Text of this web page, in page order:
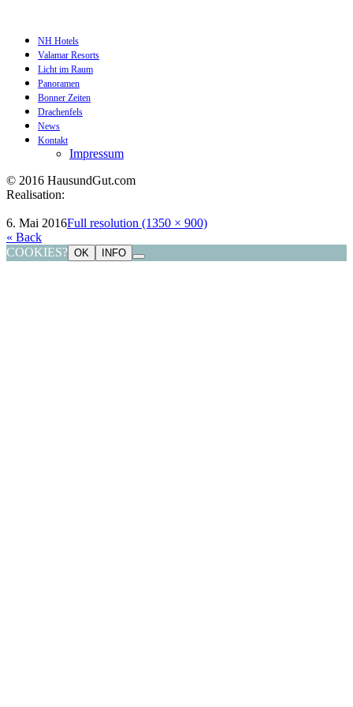
NH Hotels
Valamar Resorts
Licht im Raum
Panoramen
Bonner Zeiten
Drachenfels
News
Kontakt
Impressum
© 2016 HausundGut.com
Realisation:
6. Mai 2016Full resolution (1350 × 900)
« Back
COOKIES? OK INFO